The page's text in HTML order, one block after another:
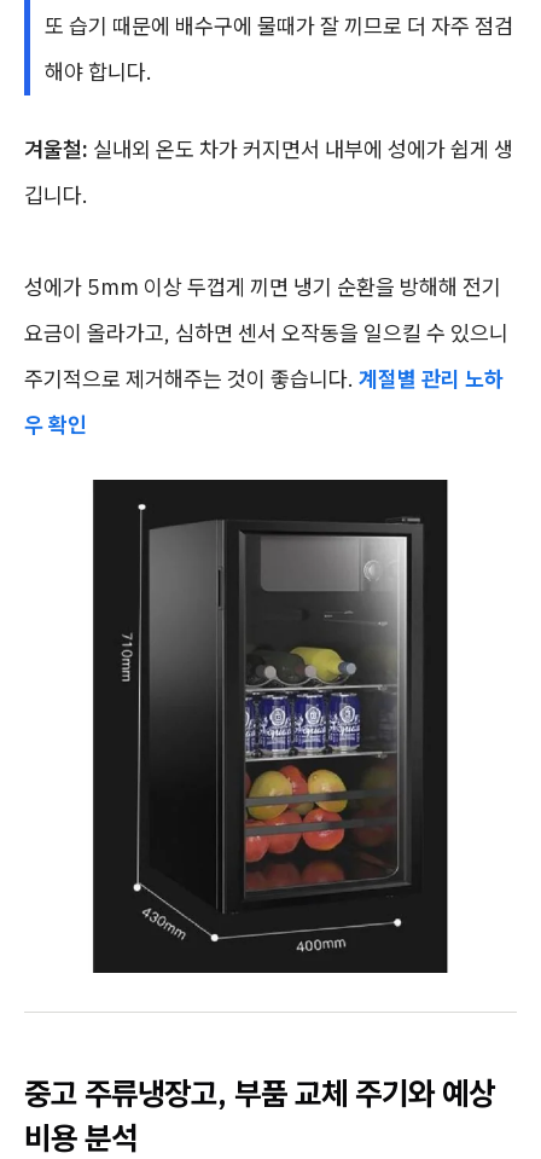
또 습기 때문에 배수구에 물때가 잘 끼므로 더 자주 점검
해야 합니다.
겨울철: 실내외 온도 차가 커지면서 내부에 성에가 쉽게 생
깁니다.
성에가 5mm 이상 두껍게 끼면 냉기 순환을 방해해 전기
요금이 올라가고, 심하면 센서 오작동을 일으킬 수 있으니
주기적으로 제거해주는 것이 좋습니다. 계절별 관리 노하
우 확인
중고 주류냉장고, 부품 교체 주기와 예상
비용 분석